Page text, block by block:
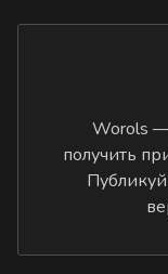
Worols —
получить